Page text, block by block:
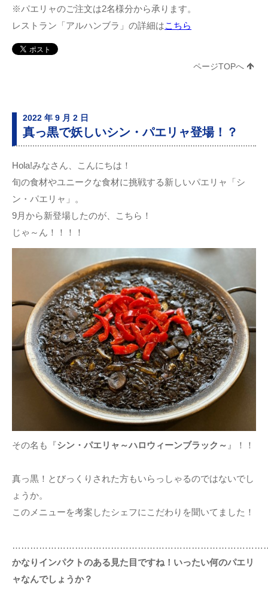
※パエリャのご注文は2名様分から承ります。
レストラン「アルハンブラ」の詳細はこちら
ページTOPへ
2022 年 9 月 2 日
真っ黒で妖しいシン・パエリャ登場！？
Hola!みなさん、こんにちは！
旬の食材やユニークな食材に挑戦する新しいパエリャ「シ
ン・パエリャ」。
9月から新登場したのが、こちら！
じゃ～ん！！！！
その名も『シン・パエリャ～ハロウィーンブラック～ 』！！
真っ黒！とびっくりされた方もいらっしゃるのではないでし
ょうか。
このメニューを考案したシェフにこだわりを聞いてました！
かなりインパクトのある見た目ですね！いったい何のパエリ
ャなんでしょうか？